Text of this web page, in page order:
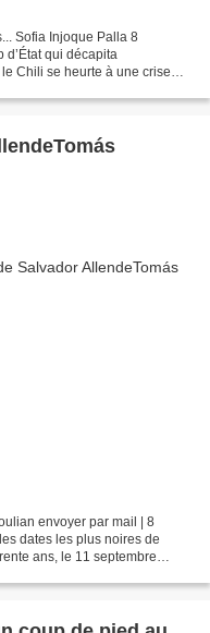
Sofia Injoque Palla 8
qui décapita
Chili se heurte à une crise
envoyer par mail | 8
dates les plus noires de
ans, le 11 septembre